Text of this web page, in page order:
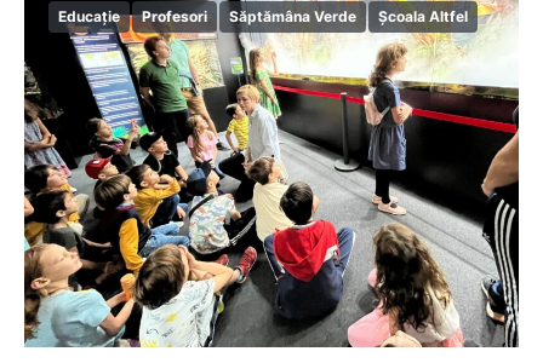
Educație Profesori Săptămâna Verde Școala Altfel